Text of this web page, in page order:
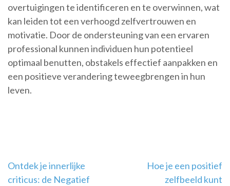
overtuigingen te identificeren en te overwinnen, wat
kan leiden tot een verhoogd zelfvertrouwen en
motivatie. Door de ondersteuning van een ervaren
professional kunnen individuen hun potentieel
optimaal benutten, obstakels effectief aanpakken en
een positieve verandering teweegbrengen in hun
leven.
Berichtnavigatie
Ontdek je innerlijke
criticus: de Negatief
Hoe je een positief
zelfbeeld kunt